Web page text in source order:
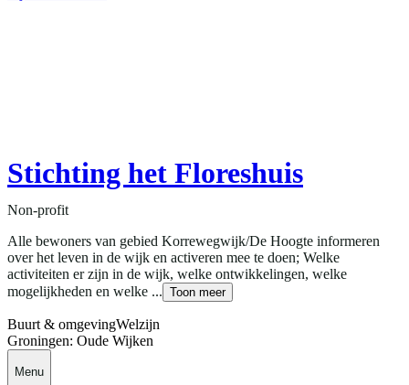
Stichting het Floreshuis
Non-profit
Alle bewoners van gebied Korrewegwijk/De Hoogte informeren
over het leven in de wijk en activeren mee te doen; Welke
activiteiten er zijn in de wijk, welke ontwikkelingen, welke
mogelijkheden en welke ... Toon meer
Buurt & omgevingWelzijn
Groningen: Oude Wijken
Menu